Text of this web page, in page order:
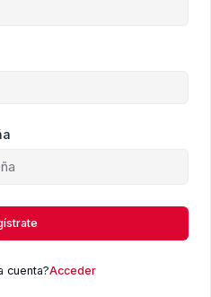
cuenta?Acceder